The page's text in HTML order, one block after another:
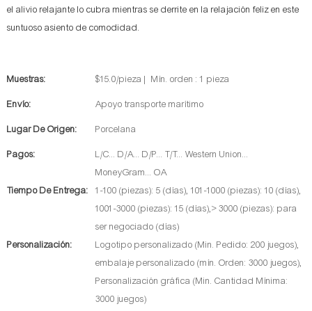
el alivio relajante lo cubra mientras se derrite en la relajación feliz en este
suntuoso asiento de comodidad.
Muestras: $15.0/pieza | Mín. orden : 1 pieza
Envío: Apoyo transporte marítimo
Lugar De Origen: Porcelana
Pagos:
L/C... D/A... D/P... T/T... Western Union...
MoneyGram... OA
Tiempo De Entrega:
1-100 (piezas): 5 (días), 101-1000 (piezas): 10 (días),
1001-3000 (piezas): 15 (días),> 3000 (piezas): para
ser negociado (días)
Personalización:
Logotipo personalizado (Min. Pedido: 200 juegos),
embalaje personalizado (mín. Orden: 3000 juegos),
Personalización gráfica (Min. Cantidad Mínima:
3000 juegos)